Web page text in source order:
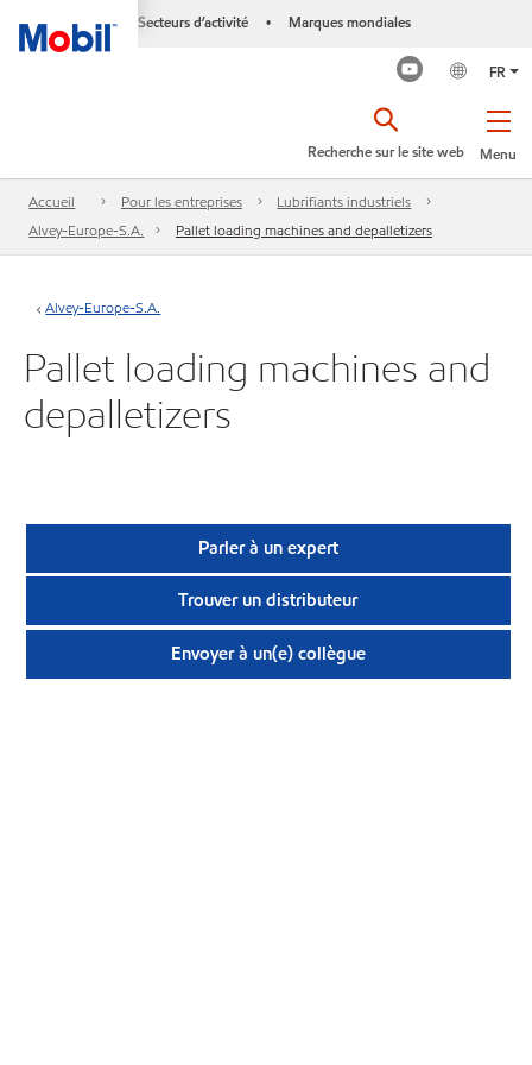
Secteurs d’activité • Marques mondiales
FR
Menu
Recherche sur le site web
Accueil Pour les entreprises
Lubrifiants industriels
Alvey-Europe-S.A.
Pallet loading machines and depalletizers
Alvey-Europe-S.A.
Pallet loading machines and
depalletizers
Parler à un expert
Trouver un distributeur
Envoyer à un(e) collègue